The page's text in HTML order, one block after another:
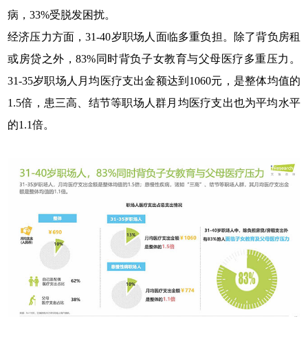
病，33%受脱发困扰。
经济压力方面，31-40岁职场人面临多重负担。除了背负房租
或房贷之外，83%同时背负子女教育与父母医疗多重压力。
31-35岁职场人月均医疗支出金额达到1060元，是整体均值的
1.5倍，患三高、结节等职场人群月均医疗支出也为平均水平
的1.1倍。